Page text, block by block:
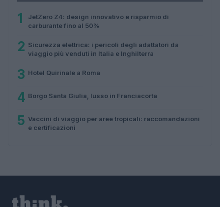
1
JetZero Z4: design innovativo e risparmio di
carburante fino al 50%
2 Sicurezza elettrica: i pericoli degli adattatori da
viaggio più venduti in Italia e Inghilterra
3 Hotel Quirinale a Roma
4 Borgo Santa Giulia, lusso in Franciacorta
5 Vaccini di viaggio per aree tropicali: raccomandazioni
e certificazioni